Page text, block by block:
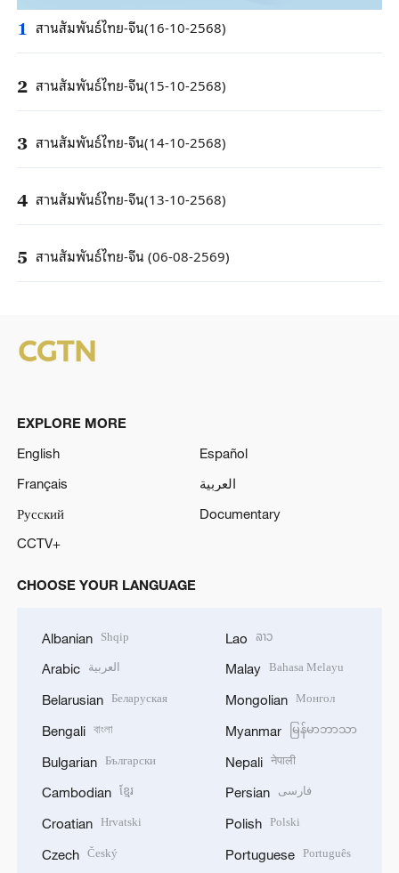
1 สานสัมพันธ์ไทย-จีน(16-10-2568)
2 สานสัมพันธ์ไทย-จีน(15-10-2568)
3 สานสัมพันธ์ไทย-จีน(14-10-2568)
4 สานสัมพันธ์ไทย-จีน(13-10-2568)
5 สานสัมพันธ์ไทย-จีน (06-08-2569)
EXPLORE MORE
English
Español
Français
العربية
Русский
Documentary
CCTV+
CHOOSE YOUR LANGUAGE
Albanian Shqip
Arabic العربية
Belarusian Беларуская
Bengali বাংলা
Bulgarian Български
Cambodian ខ្មែរ
Croatian Hrvatski
Czech Český
Lao ລາວ
Malay Bahasa Melayu
Mongolian Монгол
Myanmar မြန်မာဘာသာ
Nepali नेपाली
Persian فارسی
Polish Polski
Portuguese Português